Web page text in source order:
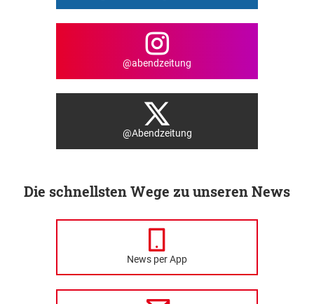
@abendzeitung
@Abendzeitung
Die schnellsten Wege zu unseren News
News per App